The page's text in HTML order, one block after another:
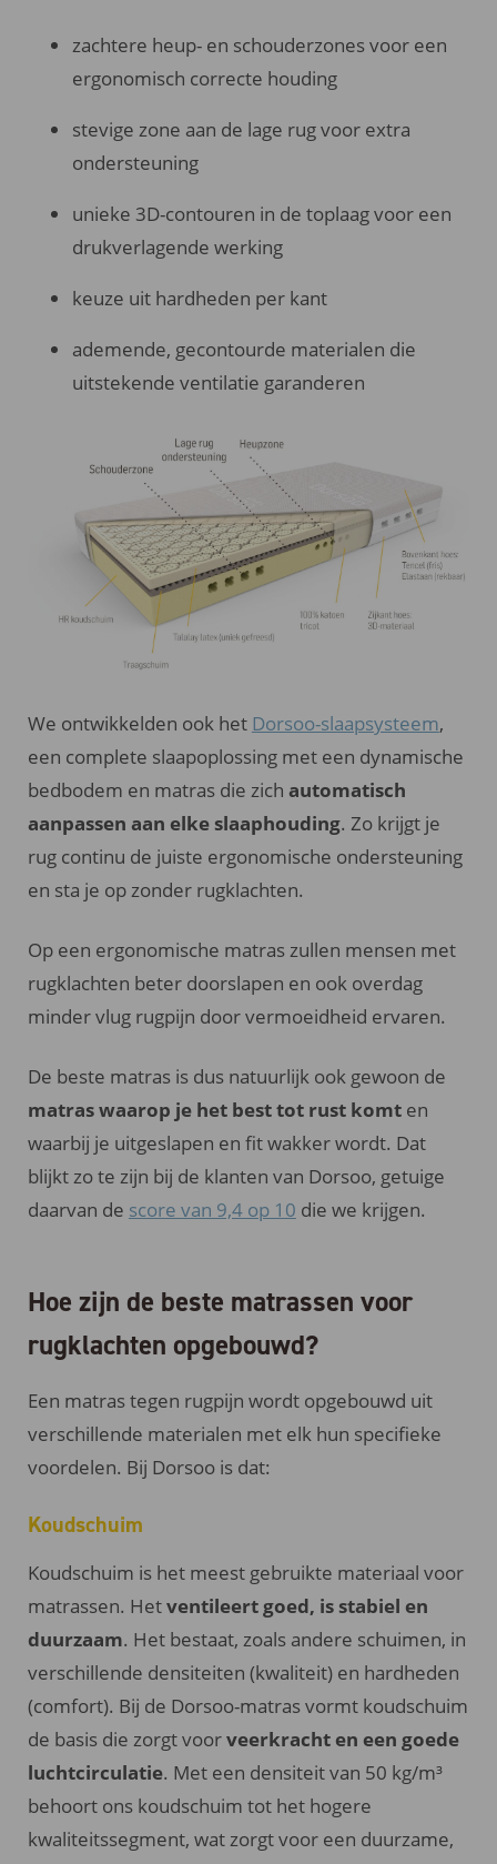
zachtere heup- en schouderzones voor een
ergonomisch correcte houding
stevige zone aan de lage rug voor extra
ondersteuning
unieke 3D-contouren in de toplaag voor een
drukverlagende werking
keuze uit hardheden per kant
ademende, gecontourde materialen die
uitstekende ventilatie garanderen
We ontwikkelden ook het Dorsoo-slaapsysteem,
een complete slaapoplossing met een dynamische
bedbodem en matras die zich automatisch
aanpassen aan elke slaaphouding. Zo krijgt je
rug continu de juiste ergonomische ondersteuning
en sta je op zonder rugklachten.
Op een ergonomische matras zullen mensen met
rugklachten beter doorslapen en ook overdag
minder vlug rugpijn door vermoeidheid ervaren.
De beste matras is dus natuurlijk ook gewoon de
matras waarop je het best tot rust komten
waarbij je uitgeslapen en fit wakker wordt. Dat
blijkt zo te zijn bij de klanten van Dorsoo, getuige
daarvan de score van 9,4 op 10 die we krijgen.
Hoe zijn de beste matrassen voor
rugklachten opgebouwd?
Een matras tegen rugpijn wordt opgebouwd uit
verschillende materialen met elk hun specifieke
voordelen. Bij Dorsoo is dat:
Koudschuim
Koudschuim is het meest gebruikte materiaal voor
matrassen. Hetventileert goed, is stabiel en
duurzaam. Het bestaat, zoals andere schuimen, in
verschillende densiteiten (kwaliteit) en hardheden
(comfort). Bij de Dorsoo-matras vormt koudschuim
de basis die zorgt voorveerkracht en een goede
luchtcirculatie. Met een densiteit van 50 kg/m³
behoort ons koudschuim tot het hogere
kwaliteitssegment, wat zorgt voor een duurzame,